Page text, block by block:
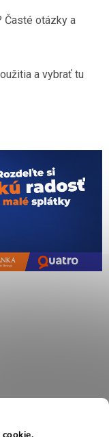
Časté otázky a
a vybrať tu